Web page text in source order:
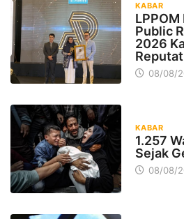
KABAR
Public
2026
08/08/
KABAR
1.257
Sejak
08/08/